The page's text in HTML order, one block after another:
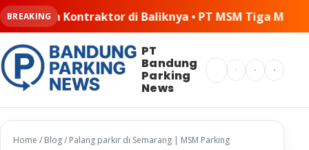
BREAKINGPT MSM Tiga Matra Satria: Dinamika
PT
Bandung
Parking
News
Search
Home / Blog/ Palang parkir di Semarang | MSM Parking